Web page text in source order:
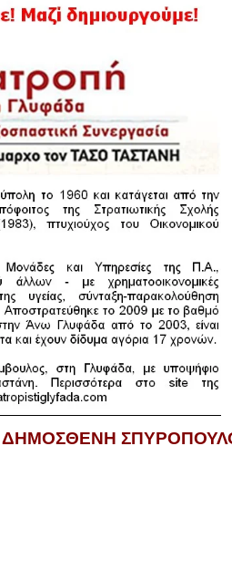
ΔΗΜΟΣΘΕΝΗ